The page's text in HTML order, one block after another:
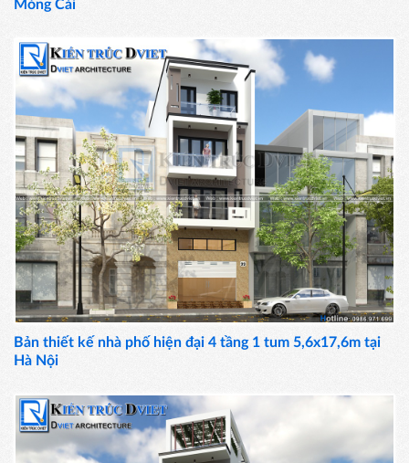
Móng Cái
Bản thiết kế nhà phố hiện đại 4 tầng 1 tum 5,6x17,6m tại
Hà Nội